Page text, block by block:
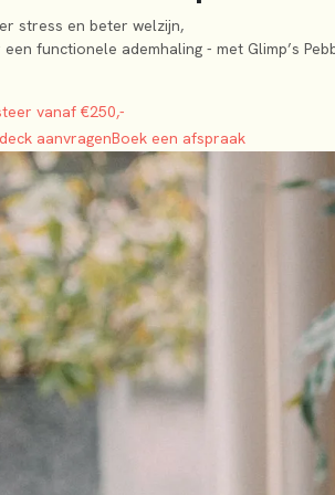
stress en beter welzijn,
functionele ademhaling - met Glimp’s
vanaf €250,-
aanvragenBoek een afspraak